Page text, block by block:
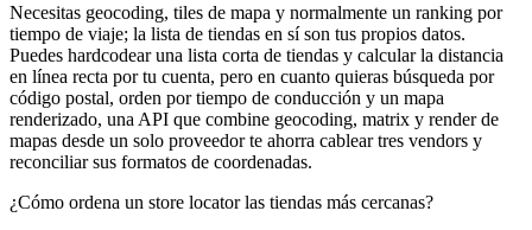
Necesitas geocoding, tiles de mapa y normalmente un ranking por
tiempo de viaje; la lista de tiendas en sí son tus propios datos.
Puedes hardcodear una lista corta de tiendas y calcular la distancia
en línea recta por tu cuenta, pero en cuanto quieras búsqueda por
código postal, orden por tiempo de conducción y un mapa
renderizado, una API que combine geocoding, matrix y render de
mapas desde un solo proveedor te ahorra cablear tres vendors y
reconciliar sus formatos de coordenadas.
¿Cómo ordena un store locator las tiendas más cercanas?